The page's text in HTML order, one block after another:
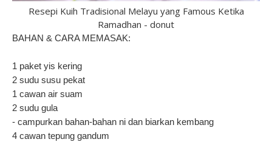
Resepi Kuih Tradisional Melayu yang Famous Ketika
Ramadhan - donut
BAHAN & CARA MEMASAK:
1 paket yis kering
2 sudu susu pekat
1 cawan air suam
2 sudu gula
- campurkan bahan-bahan ni dan biarkan kembang
4 cawan tepung gandum